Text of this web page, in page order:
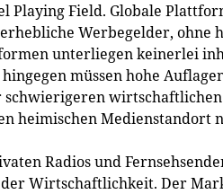
Playing Field. Globale
Werbegelder, ohne
unterliegen keinerlei
müssen hohe
heimischen Medienstandort
Radios und
Wirtschaftlichkeit. Der